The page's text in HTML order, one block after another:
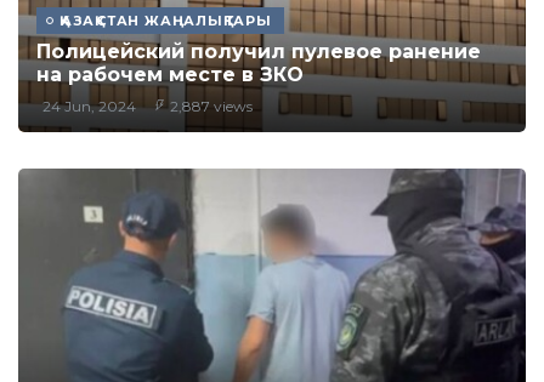
ҚАЗАҚСТАН ЖАҢАЛЫҚТАРЫ
Полицейский получил пулевое ранение
на рабочем месте в ЗКО
24 Jun, 2024 2,887 views